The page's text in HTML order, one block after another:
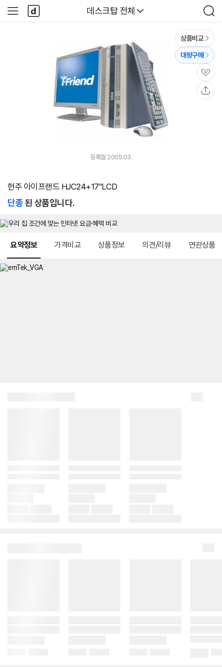
다나와
데스크탑 전체
검
색
사
이
다
나
와
상품비교
대량구매
관
심
등록월 2005.03.
현주 아이프랜드 HJC24+17"LCD
단종된 상품입니다.
요약정보 가격비교 상품정보 의견/리뷰 연관상품